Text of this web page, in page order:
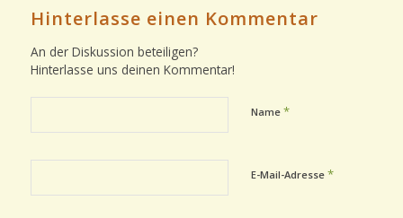
Hinterlasse einen Kommentar
An der Diskussion beteiligen?
Hinterlasse uns deinen Kommentar!
Name *
E-Mail-Adresse *